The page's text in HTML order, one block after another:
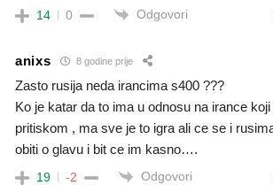
14 0 Odgovori
anixs 8 godine prije
Zasto rusija neda irancima s400 ???
Ko je katar da to ima u odnosu na irance
pritiskom , ma sve je to igra ali ce se i
obiti o glavu i bit ce im kasno….
19 -2 Odgovori